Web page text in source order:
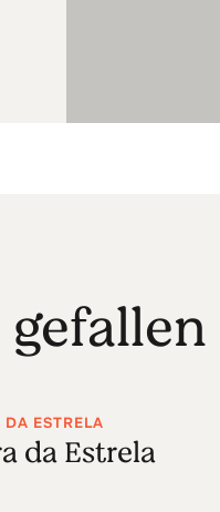
DA ESTRELA
da Estrela